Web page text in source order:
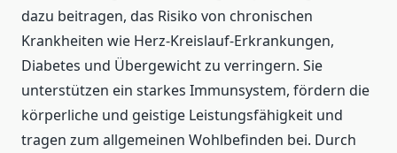
dazu beitragen, das Risiko von chronischen
Krankheiten wie Herz-Kreislauf-Erkrankungen,
Diabetes und Übergewicht zu verringern. Sie
unterstützen ein starkes Immunsystem, fördern die
körperliche und geistige Leistungsfähigkeit und
tragen zum allgemeinen Wohlbefinden bei. Durch